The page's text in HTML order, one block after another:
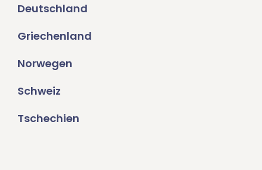
Deutschland
Griechenland
Norwegen
Schweiz
Tschechien